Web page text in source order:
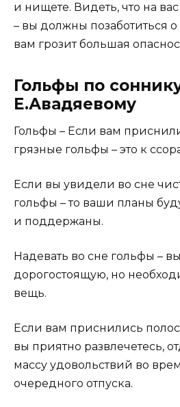
и нищете. Видеть, что на
– вы должны позаботиться
вам грозит большая
Гольфы по
Е.Авадяевому
Гольфы – Если вам
грязные гольфы – это к
Если вы увидели во сне
гольфы – то ваши планы
и поддержаны.
Надевать во сне гольфы –
дорогостоящую, но
вещь.
Если вам приснились
вы приятно развлечетесь,
массу удовольствий во
очередного отпуска.